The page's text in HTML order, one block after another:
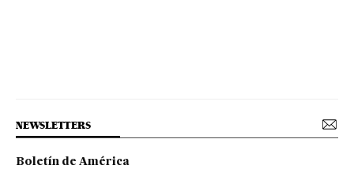
NEWSLETTERS
Boletín de América